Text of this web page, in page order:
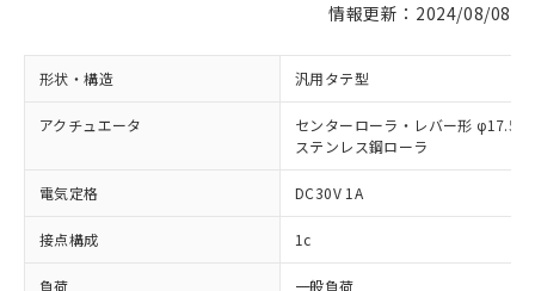
情報更新：2024/08/08
形状・構造 汎用タテ型
アクチュエータ
センターローラ・レバー形
ステンレス鋼ローラ
電気定格 DC30V 1A
接点構成 1c
負荷 一般負荷